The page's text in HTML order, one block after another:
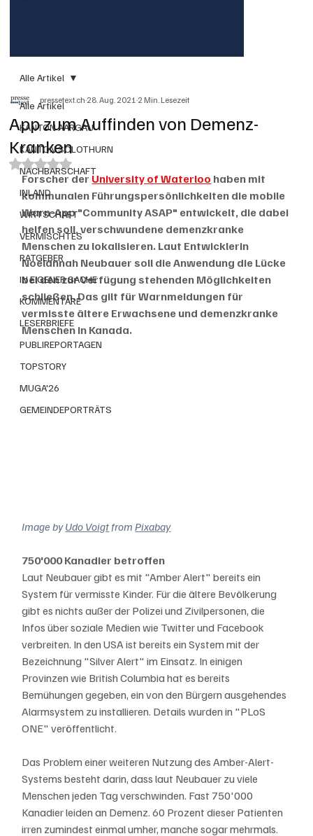
Alle Artikel
KANTON AARGAU
KANTON SOLOTHURN
NACHBARSCHAFT
INLAND
WIRTSCHAFT
VERMISCHTES
RATGEBER
IN EIGENER SACHE
KOMMENTARE
LESERBRIEFE
PUBLIREPORTAGEN
TOPSTORY
MUGA'26
GEMEINDEPORTRÄTS
Alle Artikel
App zum Auffinden von Demenz-
Kranken
pressetext.ch28. Aug. 20212 Min. Lesezeit
Mit NaN von 5 Sternen bewertet.
Forscher der University of Waterloo haben mit
kommunalen Führungspersönlichkeiten die mobile
Warn-App "Community ASAP" entwickelt, die dabei
helfen soll, verschwundene demenzkranke
Menschen zu lokalisieren. Laut Entwicklerin
Noelannah Neubauer soll die Anwendung die Lücke
bei den zur Verfügung stehenden Möglichkeiten
schließen. Das gilt für Warnmeldungen für
vermisste ältere Erwachsene und demenzkranke
Menschen in Kanada.
Image by Udo Voigt from Pixabay
750'000 Kanadier betroffen
Laut Neubauer gibt es mit "Amber Alert" bereits ein
System für vermisste Kinder. Für die ältere Bevölkerung
gibt es nichts außer der Polizei und Zivilpersonen, die
Infos über soziale Medien wie Twitter und Facebook
verbreiten. In den USA ist bereits ein System mit der
Bezeichnung "Silver Alert" im Einsatz. In einigen
Provinzen wie British Columbia hat es bereits
Bemühungen gegeben, ein von den Bürgern ausgehendes
Alarmsystem zu installieren. Details wurden in "PLoS
ONE" veröffentlicht.
Das Problem einer weiteren Nutzung des Amber-Alert-
Systems besteht darin, dass laut Neubauer zu viele
Menschen jeden Tag verschwinden. Fast 750'000
Kanadier leiden an Demenz. 60 Prozent dieser Patienten
irren zumindest einmal umher, manche sogar mehrmals.